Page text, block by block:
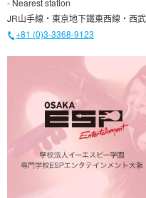
- Nearest station
JR山手線・東京地下鐵東西線・西
+81 (0)3-3368-9123